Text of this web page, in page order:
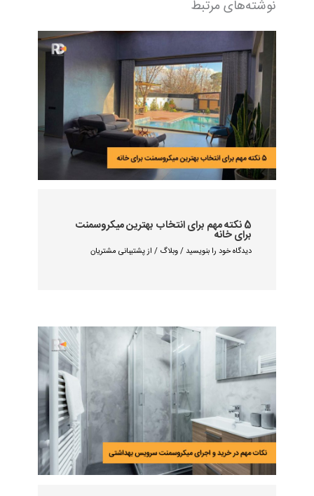
نوشته‌های مرتبط
5 نکته مهم برای انتخاب بهترین میکروسمنت
برای خانه
دیدگاه‌ خود را بنویسید /وبلاگ / ازپشتیبانی مشتریان